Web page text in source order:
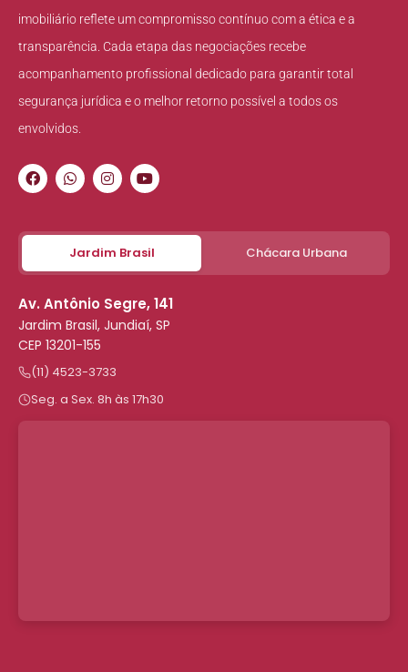
imobiliário reflete um compromisso contínuo com a ética e a
transparência. Cada etapa das negociações recebe
acompanhamento profissional dedicado para garantir total
segurança jurídica e o melhor retorno possível a todos os
envolvidos.
Jardim Brasil Chácara Urbana
Av. Antônio Segre, 141
Jardim Brasil, Jundiaí, SP
CEP 13201-155
(11) 4523-3733
Seg. a Sex. 8h às 17h30